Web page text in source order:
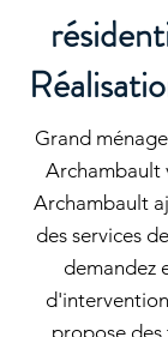
Grand
Archambault
Archambault
des services
demandez
propose